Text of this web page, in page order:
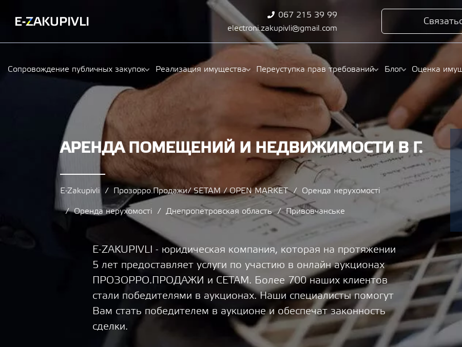
067 215 39 99
electroni.zakupivli@gmail.com
Сопровождение публичных закупок Реализация имущества Переуступка прав требований Блог Оценка
АРЕНДА ПОМЕЩЕНИЙ И НЕДВИЖИМОСТИ В Г.
E-Zakupivli Прозорро.Продажи/ SETAM / OPEN MARKET
Оренда нерухомості
Оренда нерухомості
Днепропетровская область Привовчанське
E-ZAKUPIVLI - юридическая компания, которая на протяжении
5 лет предоставляет услуги по участию в онлайн аукционах
ПРОЗОРРО.ПРОДАЖИ и СЕТАМ. Более 700 наших клиентов
стали победителями в аукционах. Наши специалисты помогут
Вам стать победителем в аукционе и обеспечат законность
сделки.